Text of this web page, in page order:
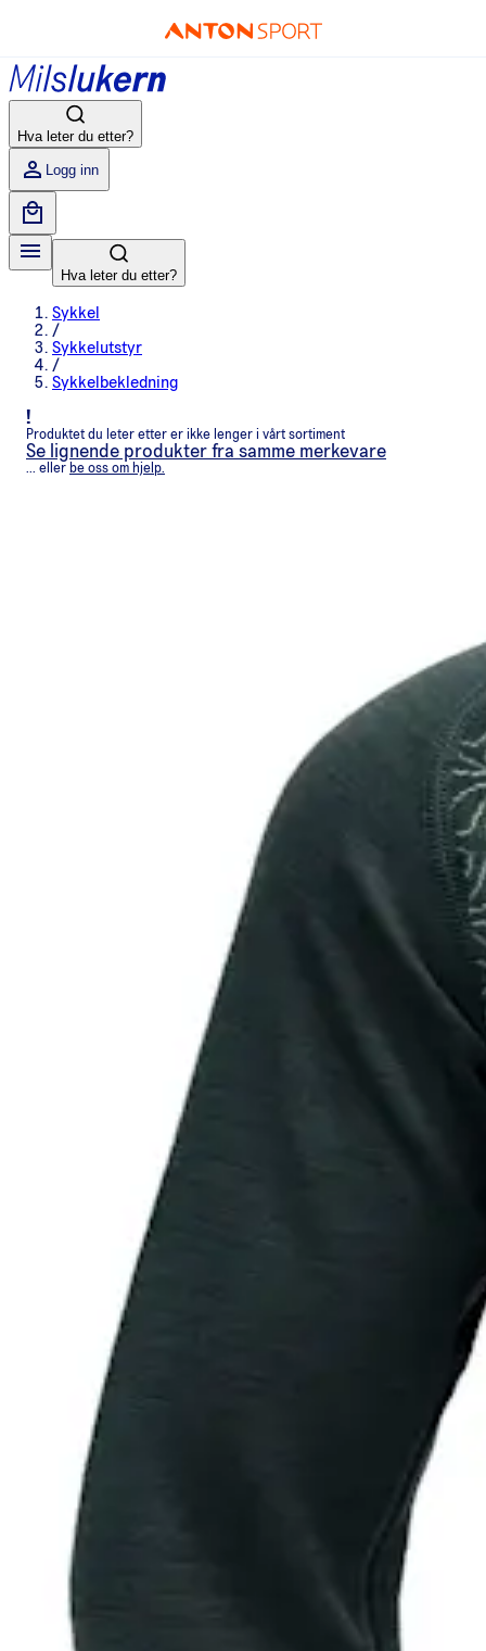
Hva leter du etter?
Logg inn
Hva leter du etter?
Sykkel
/
Sykkelutstyr
/
Sykkelbekledning
!
Produktet du leter etter er ikke lenger i vårt sortiment
Se lignende produkter fra samme merkevare
... eller be oss om hjelp.